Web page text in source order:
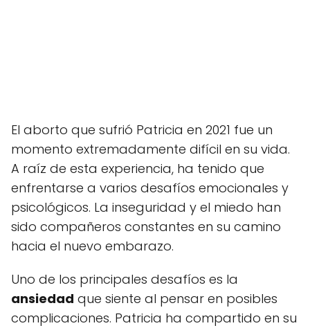
El aborto que sufrió Patricia en 2021 fue un
momento extremadamente difícil en su vida.
A raíz de esta experiencia, ha tenido que
enfrentarse a varios desafíos emocionales y
psicológicos. La inseguridad y el miedo han
sido compañeros constantes en su camino
hacia el nuevo embarazo.
Uno de los principales desafíos es la
ansiedad que siente al pensar en posibles
complicaciones. Patricia ha compartido en su